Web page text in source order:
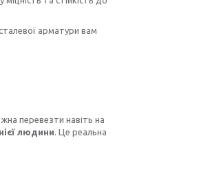
арматури вам
перевезти навіть на
людини . Це реальна